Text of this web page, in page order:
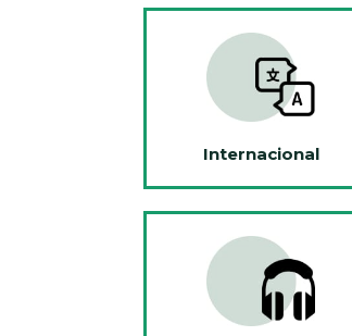
Internacional